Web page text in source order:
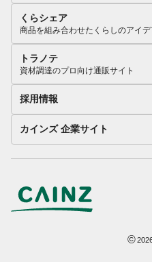
くらシェア
商品を組み合わせたくらしのアイ
トラノテ
資材調達のプロ向け通販サイト
採用情報
カインズ 企業サイト
©